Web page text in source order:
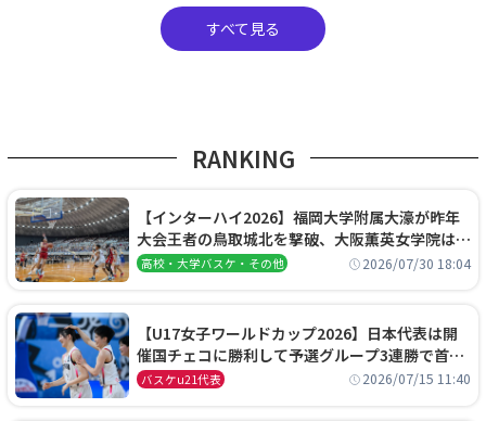
すべて見る
RANKING
【インターハイ2026】福岡大学附属大濠が昨年
大会王者の鳥取城北を撃破、大阪薫英女学院は岐
阜女子に完勝、大会3日目試合結果
高校・大学バスケ・その他 2026/07/30 18:04
【U17女子ワールドカップ2026】日本代表は開
催国チェコに勝利して予選グループ3連勝で首位
通過！準々決勝の相手はエジプトに決定
バスケu21代表 2026/07/15 11:40